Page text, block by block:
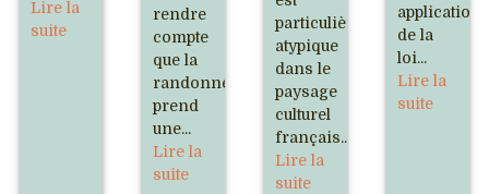
Lire la
suite
rendre
compte
que la
randonnée
prend
une...
Lire la
suite
particulièrement
atypique
dans le
paysage
culturel
français...
Lire la
suite
application
de la
loi...
Lire la
suite